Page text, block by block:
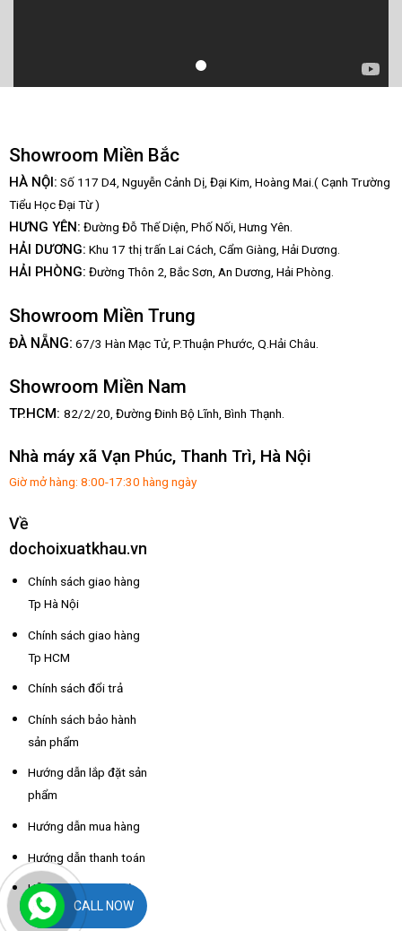
Showroom Miền Bắc
HÀ NỘI: Số 117 D4, Nguyễn Cảnh Dị, Đại Kim, Hoàng Mai.( Cạnh Trường
Tiểu Học Đại Từ )
HƯNG YÊN: Đường Đỗ Thế Diện, Phố Nối, Hưng Yên.
HẢI DƯƠNG: Khu 17 thị trấn Lai Cách, Cẩm Giàng, Hải Dương.
HẢI PHÒNG: Đường Thôn 2, Bắc Sơn, An Dương, Hải Phòng.
Showroom Miền Trung
ĐÀ NẴNG: 67/3 Hàn Mạc Tử, P.Thuận Phước, Q.Hải Châu.
Showroom Miền Nam
TP.HCM: 82/2/20, Đường Đinh Bộ Lĩnh, Bình Thạnh.
Nhà máy xã Vạn Phúc, Thanh Trì, Hà Nội
Giờ mở hàng: 8:00-17:30 hàng ngày
Về
dochoixuatkhau.vn
Chính sách giao hàng
Tp Hà Nội
Chính sách giao hàng
Tp HCM
Chính sách đổi trả
Chính sách bảo hành
sản phẩm
Hướng dẫn lắp đặt sản
phẩm
Hướng dẫn mua hàng
Hướng dẫn thanh toán
Hỗ trợ thông tin nhà
xe các tỉnhCALL NOW